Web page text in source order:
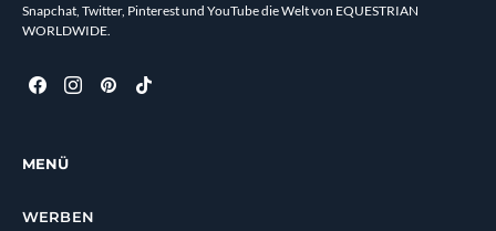
Snapchat, Twitter, Pinterest und YouTube die Welt von EQUESTRIAN
WORLDWIDE.
MENÜ
WERBEN